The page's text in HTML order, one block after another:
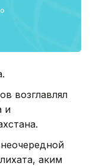
возглавлял
и
аким